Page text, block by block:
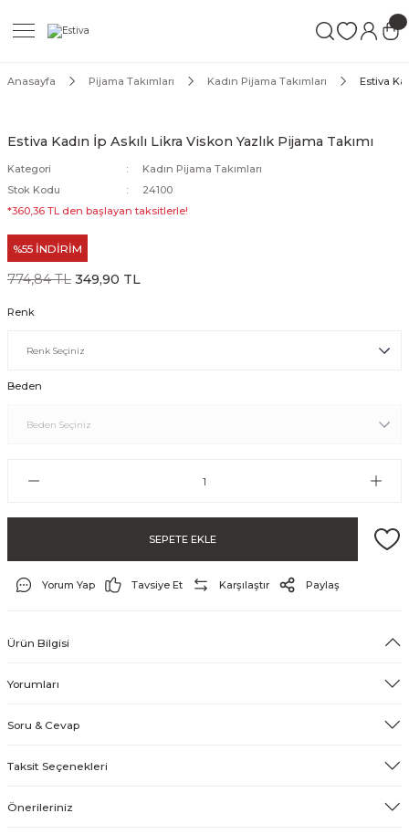
Anasayfa Pijama Takımları Kadın Pijama Takımları Estiva
Estiva Kadın İp Askılı Likra Viskon Yazlık Pijama Takımı
Kategori
Kadın Pijama Takımları
Stok Kodu
24100
*360,36 TL den başlayan taksitlerle!
%55 İNDİRİM
774,84 TL 349,90 TL
Renk
Beden
SEPETE EKLE
Yorum Yap Tavsiye Et Karşılaştır Paylaş
Ürün Bilgisi
Yorumları
Soru & Cevap
Taksit Seçenekleri
Önerileriniz